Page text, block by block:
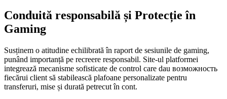
Conduită responsabilă și Protecție în
Gaming
Susținem o atitudine echilibrată în raport de sesiunile de gaming,
punând importanță pe recreere responsabil. Site-ul platformei
integrează mecanisme sofisticate de control care dau возможность
fiecărui client să stabilească plafoane personalizate pentru
transferuri, mise și durată petrecut în cont.